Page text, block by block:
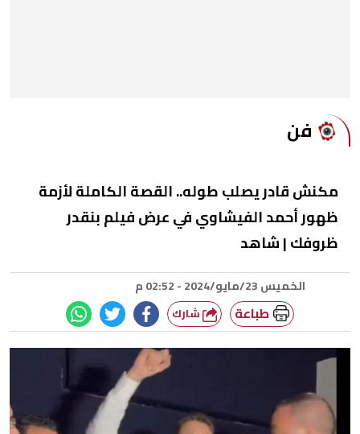
فن
مكنش قادر يصلب طوله.. القصة الكاملة لأزمة
ظهور أحمد الفيشاوي في عرض فيلم بنقدر
ظروفك | شاهد
الخميس 23/مايو/2024 - 02:52 م
طباعة